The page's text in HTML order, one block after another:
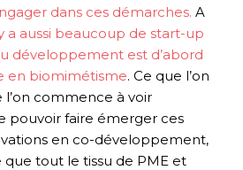
dans ces démarches. A
a aussi beaucoup de start-up
développement est d’abord
en biomimétisme. Ce que l’on
commence à voir
pouvoir faire émerger ces
en co-développement,
tout le tissu de PME et